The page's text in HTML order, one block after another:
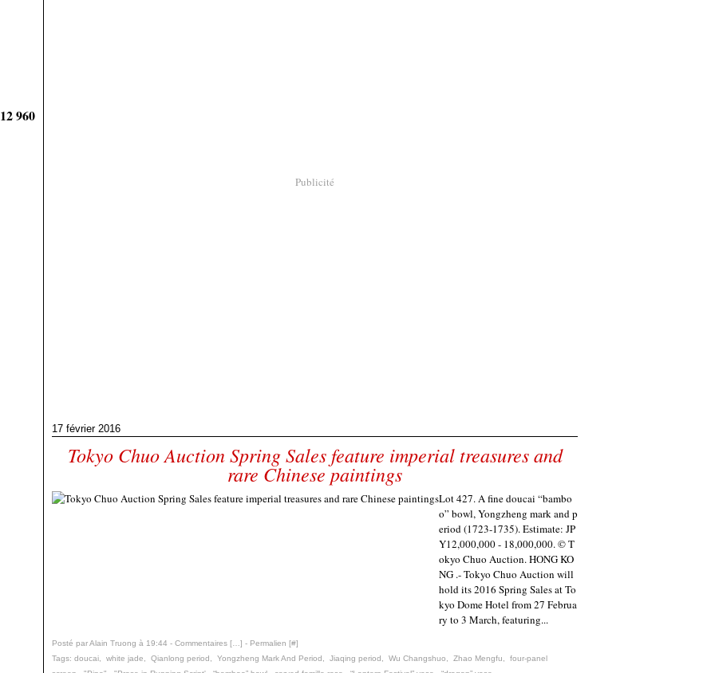
960
Publicité
17 février 2016
Tokyo Chuo Auction Spring Sales feature imperial treasures and
rare Chinese paintings
Lot 427. A fine doucai “bambo
o” bowl, Yongzheng mark and p
eriod (1723-1735). Estimate: JP
Y12,000,000 - 18,000,000. © T
okyo Chuo Auction. HONG KO
NG .- Tokyo Chuo Auction will
hold its 2016 Spring Sales at To
kyo Dome Hotel from 27 Februa
ry to 3 March, featuring...
Posté par Alain Truong à 19:44 - Commentaires [ ] - Permalien [#]
Tags: doucai white jade Qianlong period Yongzheng Mark And Period Jiaqing period Wu Changshuo Zhao Mengfu
four-panel